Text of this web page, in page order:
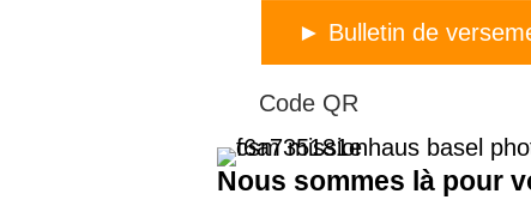
► Bulletin de
Déplier
Code QR
Nous sommes là pour